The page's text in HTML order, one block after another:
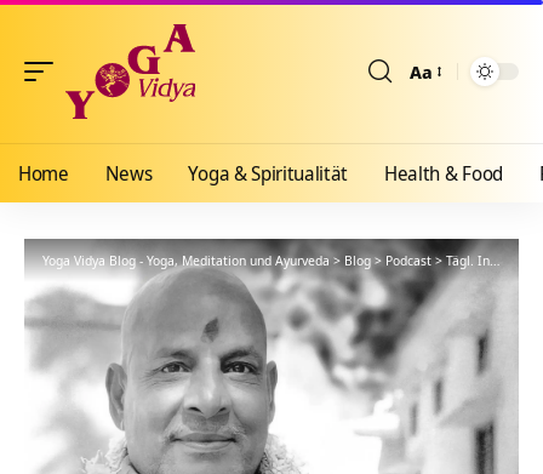
Aa
Home News Yoga & Spiritualität Health & Food
Yoga Vidya Blog - Yoga, Meditation und Ayurveda > Blog > Podcast>Tägl. Inspiration